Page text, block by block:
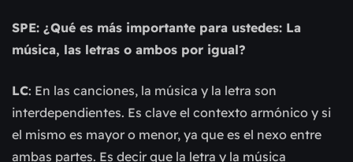
SPE: ¿Qué es más importante para ustedes: La
música, las letras o ambos por igual?
LC: En las canciones, la música y la letra son
interdependientes. Es clave el contexto armónico y si
el mismo es mayor o menor, ya que es el nexo entre
ambas partes. Es decir que la letra y la música